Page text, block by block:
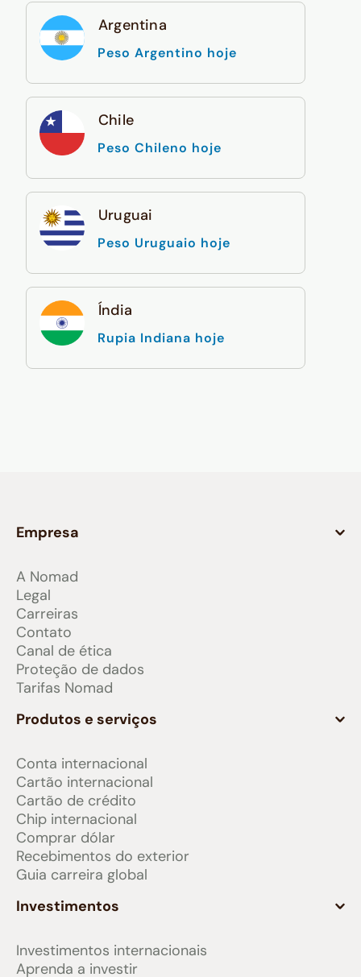
Argentina
Peso Argentino hoje
Chile
Peso Chileno hoje
Uruguai
Peso Uruguaio hoje
Índia
Rupia Indiana hoje
Empresa
A Nomad
Legal
Carreiras
Contato
Canal de ética
Proteção de dados
Tarifas Nomad
Produtos e serviços
Conta internacional
Cartão internacional
Cartão de crédito
Chip internacional
Comprar dólar
Recebimentos do exterior
Guia carreira global
Investimentos
Investimentos internacionais
Aprenda a investir